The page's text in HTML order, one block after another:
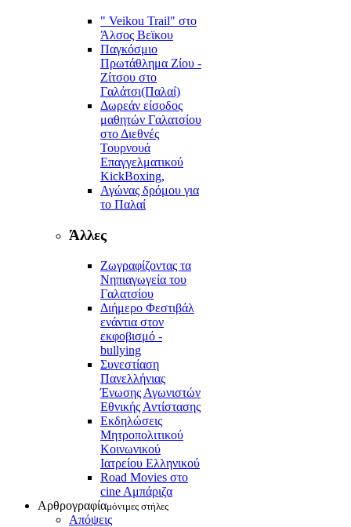
" Veikou Trail" στο
Άλσος Βεϊκου
Παγκόσμιο
Πρωτάθλημα Ζίου -
Ζίτσου στο
Γαλάτσι(Παλαί)
Δωρεάν είσοδος
μαθητών Γαλατσίου
στο Διεθνές
Τουρνουά
Επαγγελματικού
KickBoxing,
Αγώνας δρόμου για
το Παλαί
Άλλες
Ζωγραφίζοντας τα
Νηπιαγωγεία του
Γαλατσίου
Διήμερο Φεστιβάλ
ενάντια στον
εκφοβισμό -
bullying
Συνεστίαση
Πανελλήνιας
Ένωσης Αγωνιστών
Εθνικής Αντίστασης
Εκδηλώσεις
Μητροπολιτικού
Κοινωνικού
Ιατρείου Ελληνικού
Road Movies στο
cine Aμπάριζα
Αρθρογραφίαμόνιμες στήλες
Απόψεις